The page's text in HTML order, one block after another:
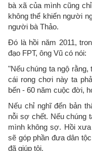
bà xã của mình cũng
không thể khiến người
người bà Thảo.
Đó là hồi năm 2011,
đạo FPT, ông Vũ có nói:
"Nếu chúng ta ngộ
cái rong chơi này ta
bến - 60 năm cuộc đời,
Nếu chỉ nghĩ đến bản
nỗi sợ chết. Nếu chúng
mình không sợ. Hồi
sẽ góp phần đưa dân
đã giúp tôi.